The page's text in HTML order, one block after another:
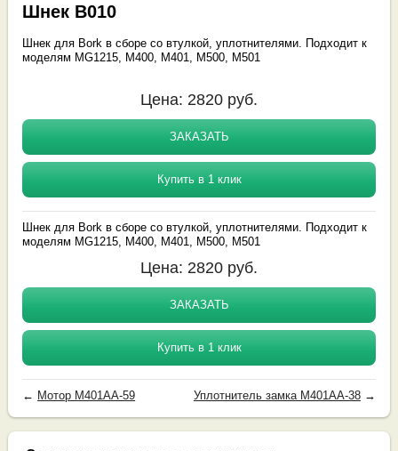
Шнек B010
Шнек для Bork в сборе со втулкой, уплотнителями. Подходит к
моделям MG1215, M400, M401, M500, M501
Цена: 2820 руб.
ЗАКАЗАТЬ
Купить в 1 клик
Шнек для Bork в сборе со втулкой, уплотнителями. Подходит к
моделям MG1215, M400, M401, M500, M501
Цена: 2820 руб.
ЗАКАЗАТЬ
Купить в 1 клик
← Мотор M401AA-59 Уплотнитель замка M401AA-38→